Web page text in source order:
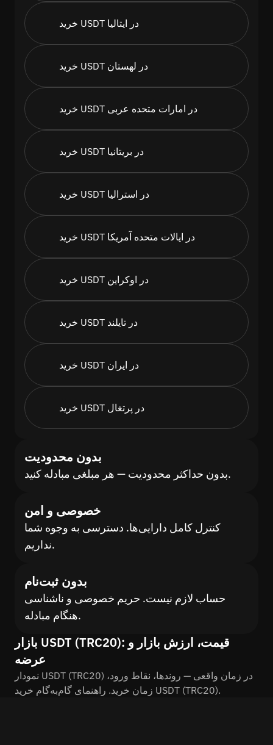
خرید USDT در ایتالیا
خرید USDT در لهستان
خرید USDT در امارات متحده عربی
خرید USDT در بریتانیا
خرید USDT در استرالیا
خرید USDT در ایالات متحده آمریکا
خرید USDT در اوکراین
خرید USDT در تایلند
خرید USDT در ایران
خرید USDT در پرتغال
بدون محدودیت
بدون حداکثر محدودیت — هر مبلغی مبادله کنید.
خصوصی و امن
کنترل کامل دارایی‌ها. دسترسی به وجوه شما
نداریم.
بدون ثبت‌نام
حساب لازم نیست. حریم خصوصی و ناشناسی
هنگام مبادله.
بازار USDT (TRC20): قیمت، ارزش بازار و
عرضه
نمودار USDT (TRC20) در زمان واقعی — روندها، نقاط ورود،
زمان خرید. راهنمای گام‌به‌گام خرید USDT (TRC20).